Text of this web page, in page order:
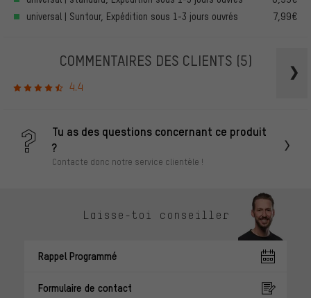
universal | Suntour, Expédition sous 1-3 jours ouvrés
7,99€
COMMENTAIRES DES CLIENTS (5)
4.4
Tu as des questions concernant ce produit
?
Contacte donc notre service clientèle !
Laisse-toi conseiller
Rappel Programmé
Formulaire de contact